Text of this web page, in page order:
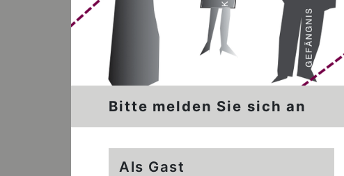
Bitte melden Sie sich an
Als Gast